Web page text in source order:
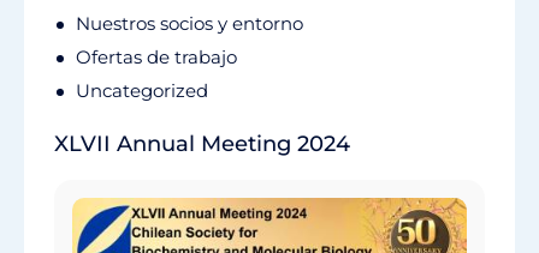
Nuestros socios y entorno
Ofertas de trabajo
Uncategorized
XLVII Annual Meeting 2024